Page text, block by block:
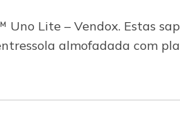
Lite – Vendox. Estas
almofadada com